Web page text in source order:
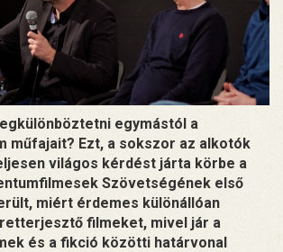
egymástól a
műfajait? Ezt, a sokszor az alkotók
világos kérdést járta körbe a
Szövetségének első
miért érdemes különállóan
filmeket, mivel jár a
és a fikció közötti határvonal